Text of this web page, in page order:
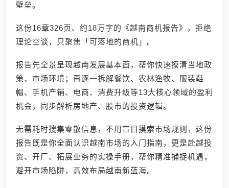
壁垒。
这份16章326页、约18万字的《越南商机报告》，拒绝
理论空谈，只聚焦「可落地的商机」。
报告先全景呈现越南发展基本面，帮你快速摸清当地政
策、市场环境；再逐一拆解餐饮、农林渔牧、服装鞋
帽、手机产销、电商、消费升级等13大核心领域的盈利
机会，同步解析房地产、股市的投资逻辑。
无需耗时搜集零散信息，不用盲目摸索市场规则，这份
报告既是你全面认识越南市场的入门指南，更是赴越投
资、开厂、拓展业务的实操手册，帮你精准捕捉机遇，
避开市场陷阱，高效布局越南新蓝海。